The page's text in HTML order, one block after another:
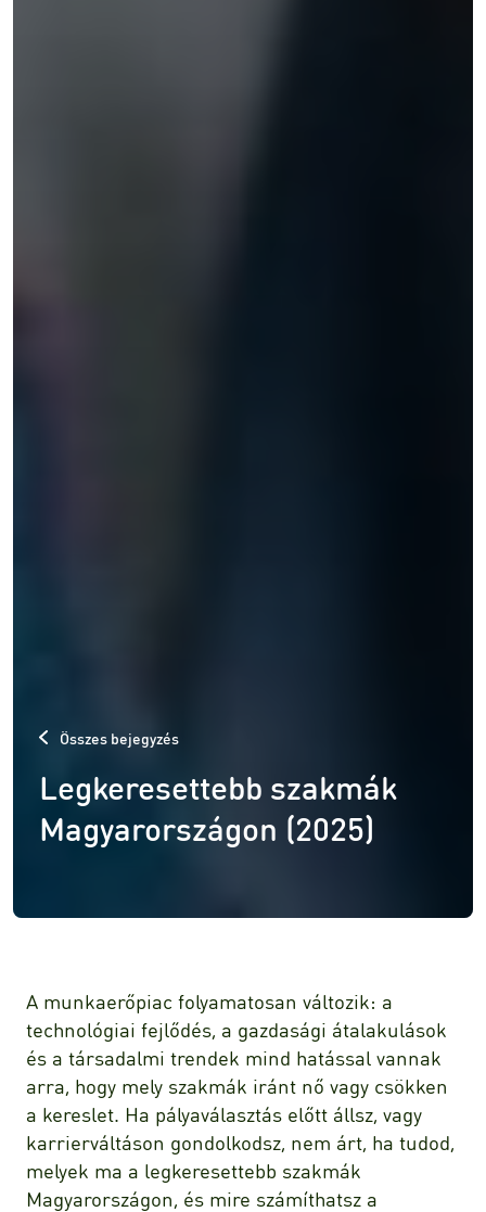
Összes bejegyzés
Legkeresettebb szakmák
Magyarországon (2025)
A munkaerőpiac folyamatosan változik: a
technológiai fejlődés, a gazdasági átalakulások
és a társadalmi trendek mind hatással vannak
arra, hogy mely szakmák iránt nő vagy csökken
a kereslet. Ha pályaválasztás előtt állsz, vagy
karrierváltáson gondolkodsz, nem árt, ha tudod,
melyek ma a legkeresettebb szakmák
Magyarországon, és mire számíthatsz a